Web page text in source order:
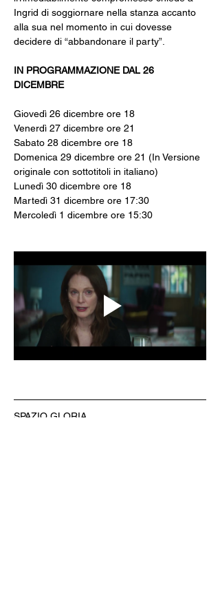
Ingrid di soggiornare nella stanza accanto
alla sua nel momento in cui dovesse
decidere di “abbandonare il party”.
IN PROGRAMMAZIONE DAL 26
DICEMBRE
Giovedì 26 dicembre ore 18
Venerdì 27 dicembre ore 21
Sabato 28 dicembre ore 18
Domenica 29 dicembre ore 21 (In Versione
originale con sottotitoli in italiano)
Lunedì 30 dicembre ore 18
Martedì 31 dicembre ore 17:30
Mercoledì 1 dicembre ore 15:30
SPAZIO GLORIA